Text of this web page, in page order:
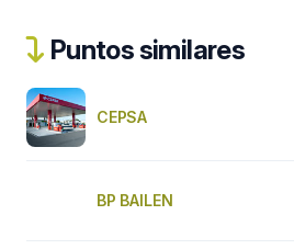
Puntos similares
CEPSA
BP BAILEN